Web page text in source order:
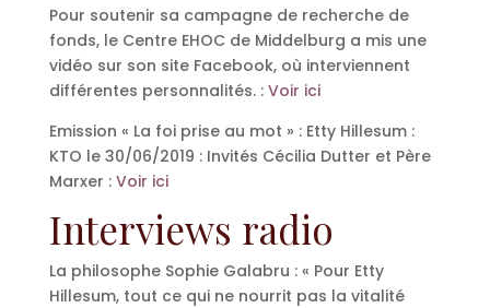
Pour soutenir sa campagne de recherche de
fonds, le Centre EHOC de Middelburg a mis une
vidéo sur son site Facebook, où interviennent
différentes personnalités. : Voir ici
Emission « La foi prise au mot » : Etty Hillesum :
KTO le 30/06/2019 : Invités Cécilia Dutter et Père
Marxer : Voir ici
Interviews radio
La philosophe Sophie Galabru : « Pour Etty
Hillesum, tout ce qui ne nourrit pas la vitalité